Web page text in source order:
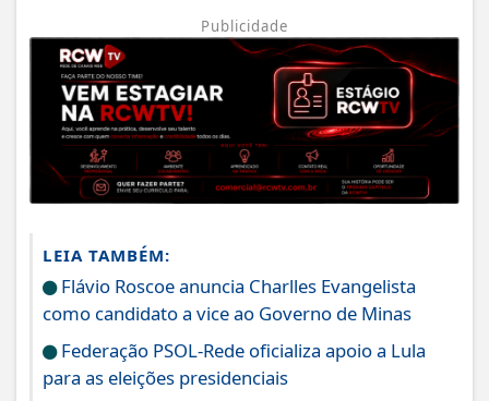
Publicidade
LEIA TAMBÉM:
Flávio Roscoe anuncia Charlles Evangelista
como candidato a vice ao Governo de Minas
Federação PSOL-Rede oficializa apoio a Lula
para as eleições presidenciais